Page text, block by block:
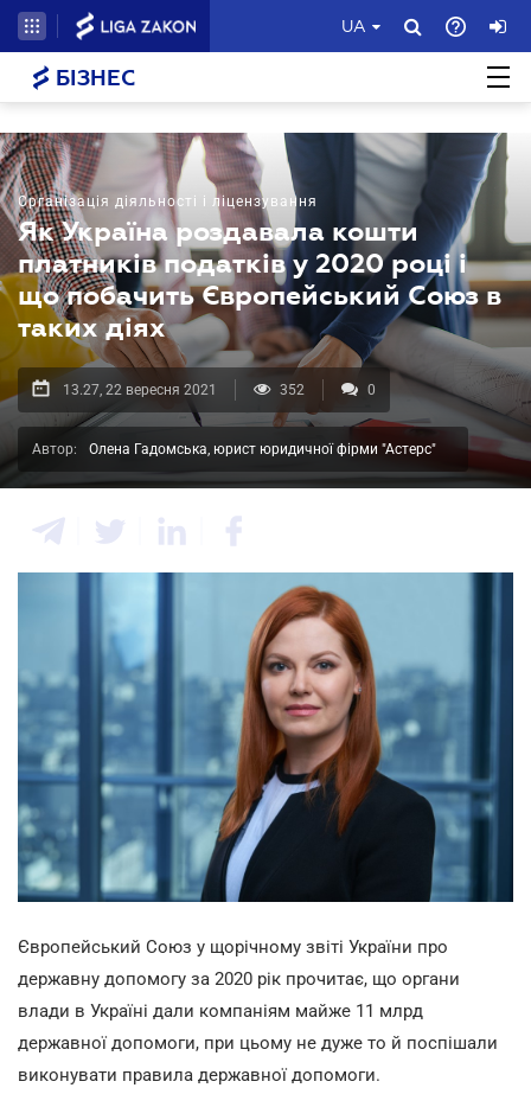
UA
БІЗНЕС
Організація діяльності і ліцензування
Як Україна роздавала кошти
платників податків у 2020 році і
що побачить Європейський Союз в
таких діях
13.27, 22 вересня 2021 352 0
Автор: Олена Гадомська, юрист юридичної фірми "Астерс"
Європейський Союз у щорічному звіті України про
державну допомогу за 2020 рік прочитає, що органи
влади в Україні дали компаніям майже 11 млрд
державної допомоги, при цьому не дуже то й поспішали
виконувати правила державної допомоги.